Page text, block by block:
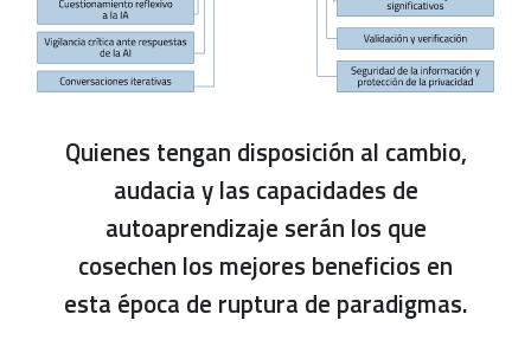
Quienes tengan disposición al cambio,
audacia y las capacidades de
autoaprendizaje serán los que
cosechen los mejores beneficios en
esta época de ruptura de paradigmas.